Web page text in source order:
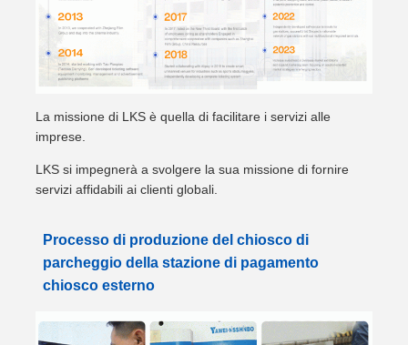
La missione di LKS è quella di facilitare i servizi alle
imprese.
LKS si impegnerà a svolgere la sua missione di fornire
servizi affidabili ai clienti globali.
Processo di produzione del chiosco di
parcheggio della stazione di pagamento
chiosco esterno